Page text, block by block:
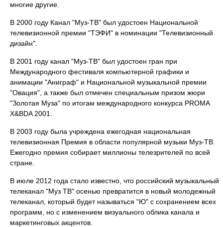
многие другие.
В 2000 году Канал "Муз-ТВ" был удостоен Национальной
телевизионной премии "ТЭФИ" в номинации "Телевизионный
дизайн".
В 2001 году канал "Муз-ТВ" был удостоен гран при
Международного фестиваля компьютерной графики и
анимации "Аниграф" и Национальной музыкальной премии
"Овация", а также был отмечен специальным призом жюри
"Золотая Муза" по итогам международного конкурса PROMA
X&BDA 2001.
В 2003 году была учреждена ежегодная национальная
телевизионная Премия в области популярной музыки Муз-ТВ.
Ежегодно премия собирает миллионы телезрителей по всей
стране.
В июле 2012 года стало известно, что российский музыкальный
телеканал "Муз ТВ" осенью превратится в новый молодежный
телеканал, который будет называться "Ю" с сохранением всех
программ, но с изменением визуального облика канала и
маркетинговых акцентов.